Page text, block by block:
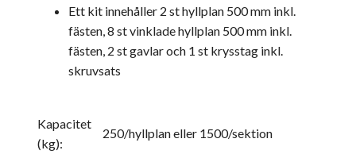
Ett kit innehåller 2 st hyllplan 500 mm inkl.
fästen, 8 st vinklade hyllplan 500 mm inkl.
fästen, 2 st gavlar och 1 st krysstag inkl.
skruvsats
Kapacitet
(kg):
250/hyllplan eller 1500/sektion